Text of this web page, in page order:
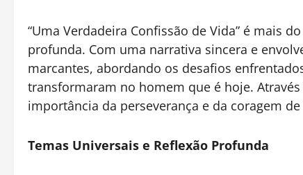
“Uma Verdadeira Confissão de Vida” é mais
profunda. Com uma narrativa sincera e
marcantes, abordando os desafios
transformaram no homem que é hoje.
importância da perseverança e da coragem
Temas Universais e Reflexão Profunda